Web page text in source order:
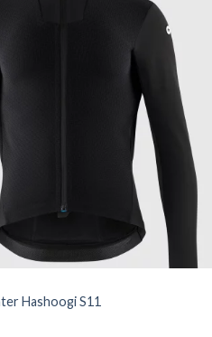
Add to
wishlist
Hashoogi S11